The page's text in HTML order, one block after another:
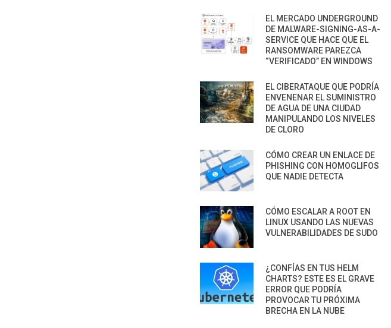
EL MERCADO UNDERGROUND
DE MALWARE-SIGNING-AS-A-
SERVICE QUE HACE QUE EL
RANSOMWARE PAREZCA
“VERIFICADO” EN WINDOWS
EL CIBERATAQUE QUE PODRÍA
ENVENENAR EL SUMINISTRO
DE AGUA DE UNA CIUDAD
MANIPULANDO LOS NIVELES
DE CLORO
CÓMO CREAR UN ENLACE DE
PHISHING CON HOMOGLIFOS
QUE NADIE DETECTA
CÓMO ESCALAR A ROOT EN
LINUX USANDO LAS NUEVAS
VULNERABILIDADES DE SUDO
¿CONFÍAS EN TUS HELM
CHARTS? ESTE ES EL GRAVE
ERROR QUE PODRÍA
PROVOCAR TU PRÓXIMA
BRECHA EN LA NUBE